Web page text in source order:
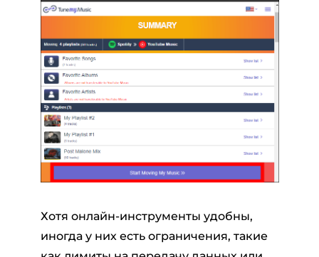
Хотя онлайн-инструменты удобны,
иногда у них есть ограничения, такие